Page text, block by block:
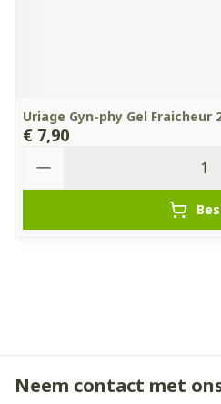
Uriage Gyn-phy Gel Fraicheur
€ 7,90
Neem contact met